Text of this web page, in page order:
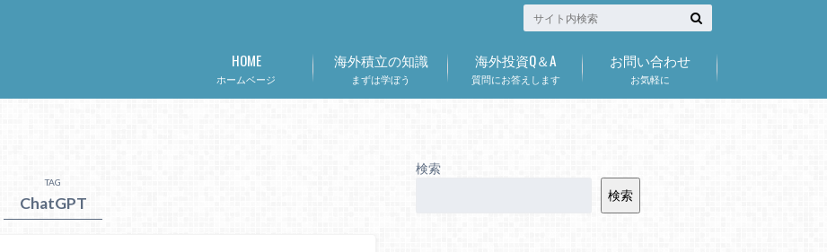
ホームベージ
HOME
まずは学ぼう
海外積立の知識
質問にお答えします
海外投資Q＆A
お気軽に
お問い合わせ
TAG
ChatGPT
検索
検索